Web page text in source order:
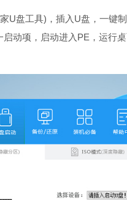
U盘工具)，插入U盘，一键
动项，启动进入PE，运行